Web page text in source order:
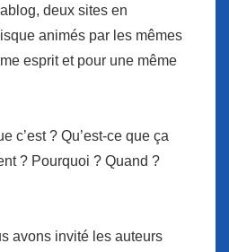
deux sites en
animés par les mêmes
esprit et pour une même
c’est ? Qu’est-ce que ça
? Pourquoi ? Quand ?
avons invité les auteurs